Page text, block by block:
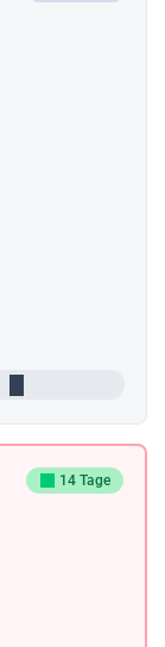
14 Tage